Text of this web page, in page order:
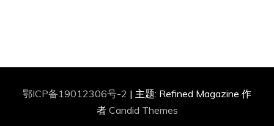
鄂ICP备19012306号-2 | 主题: Refined Magazine 作
者 Candid Themes